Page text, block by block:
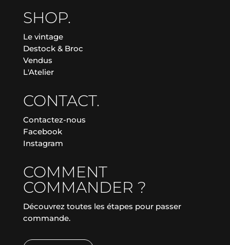
SHOP.
Le vintage
Destock & Broc
Vendus
L'Atelier
CONTACT.
Contactez-nous
Facebook
Instagram
COMMENT
COMMANDER ?
Découvrez toutes les étapes pour passer
commande.